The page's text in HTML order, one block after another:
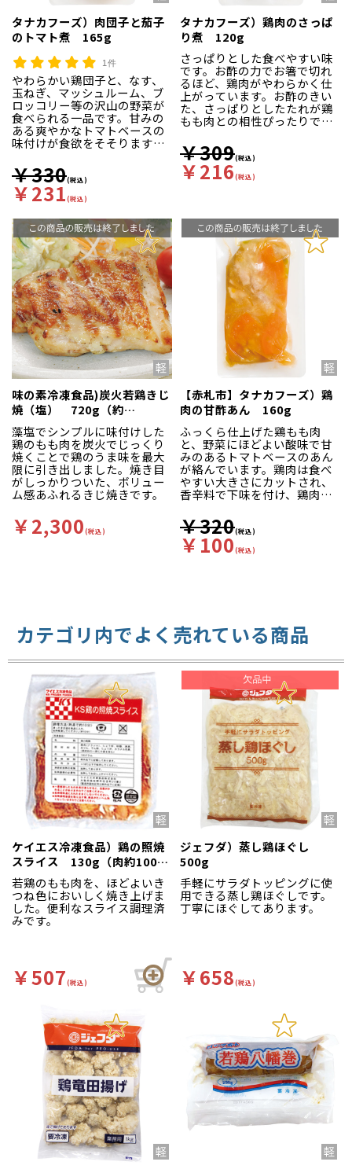
タナカフーズ）肉団子と茄子
のトマト煮 165g
1件
やわらかい鶏団子と、なす、
玉ねぎ、マッシュルーム、ブ
ロッコリー等の沢山の野菜が
食べられる一品です。甘みの
ある爽やかなトマトベースの
味付けが食欲をそそります。
※在庫限りで販売終了です。
メーカーにて終了のため、代
替商品のご案内はございませ
ん。
￥330(税込)
￥231(税込)
タナカフーズ）鶏肉のさっぱ
り煮 120g
さっぱりとした食べやすい味
です。お酢の力でお箸で切れ
るほど、鶏肉がやわらかく仕
上がっています。お酢のきい
た、さっぱりとしたたれが鶏
もも肉との相性ぴったりで
※在庫限りで販売終了です。
メーカーにて終了のため、代
替商品のご案内はございませ
￥309(税込)
￥216(税込)
味の素冷凍食品)炭火若鶏きじ
焼（塩） 720g（約
120g×6個入）
藻塩でシンプルに味付けした
鶏のもも肉を炭火でじっくり
焼くことで鶏のうま味を最大
限に引き出しました。焼き目
がしっかりついた、ボリュー
ム感あふれるきじ焼きです。
￥2,300(税込)
【赤札市】タナカフーズ）鶏
肉の甘酢あん 160g
ふっくら仕上げた鶏もも肉
と、野菜にほどよい酸味で甘
みのあるトマトベースのあん
が絡んでいます。鶏肉は食べ
やすい大きさにカットされ、
香辛料で下味を付け、鶏肉の
旨味をぎゅっと引き出してい
ます。
￥320(税込)
￥100(税込)
カテゴリ内でよく売れている商品
ケイエス冷凍食品）鶏の照焼
スライス 130g（肉約100g
＋タレ約30g）
若鶏のもも肉を、ほどよいき
つね色においしく焼き上げま
した。便利なスライス調理済
みです。
￥507(税込)
ジェフダ）蒸し鶏ほぐし
500g
手軽にサラダトッピングに使
用できる蒸し鶏ほぐしです。
丁寧にほぐしてあります。
￥658(税込)